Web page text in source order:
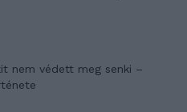
nem védett meg senki –